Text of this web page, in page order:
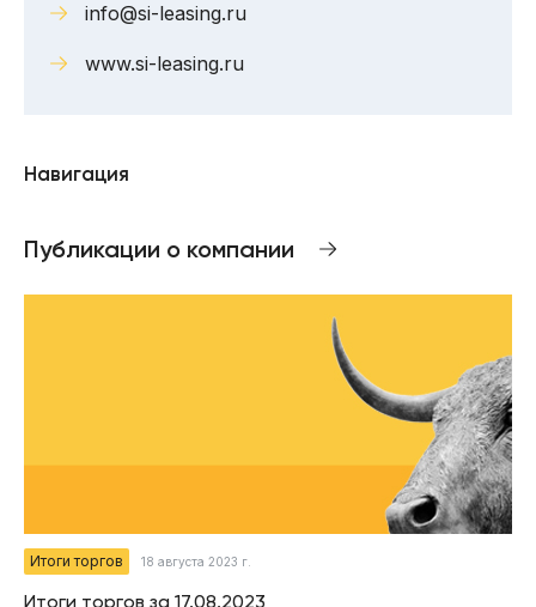
info@si-leasing.ru
www.si-leasing.ru
Навигация
Публикации о компании
Итоги торгов 18 августа 2023 г.
Итоги торгов за 17.08.2023